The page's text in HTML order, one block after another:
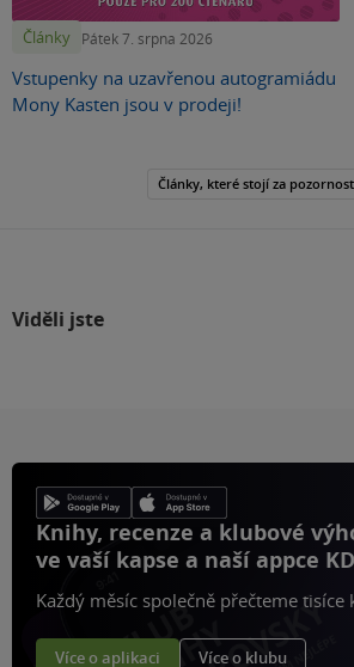
Články Pátek 7. srpna 2026
Vstupenky na uzavřenou autogramiádu
Mony Kasten jsou v prodeji!
Články, které stojí za pozornost
Viděli jste
Knihy, recenze a klubové
ve vaší kapse a naší appce
Každý měsíc společně přečteme tisíce
Více o aplikaci Více o klubu